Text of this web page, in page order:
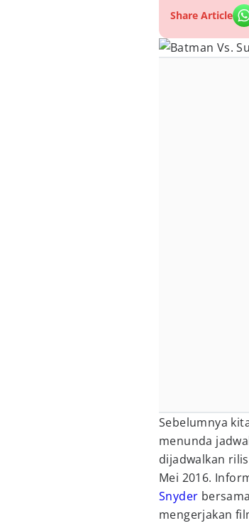
Share Article
Sebelumnya
menunda
dijadwalkan
Mei 2016.
Snyder
mengerjakan